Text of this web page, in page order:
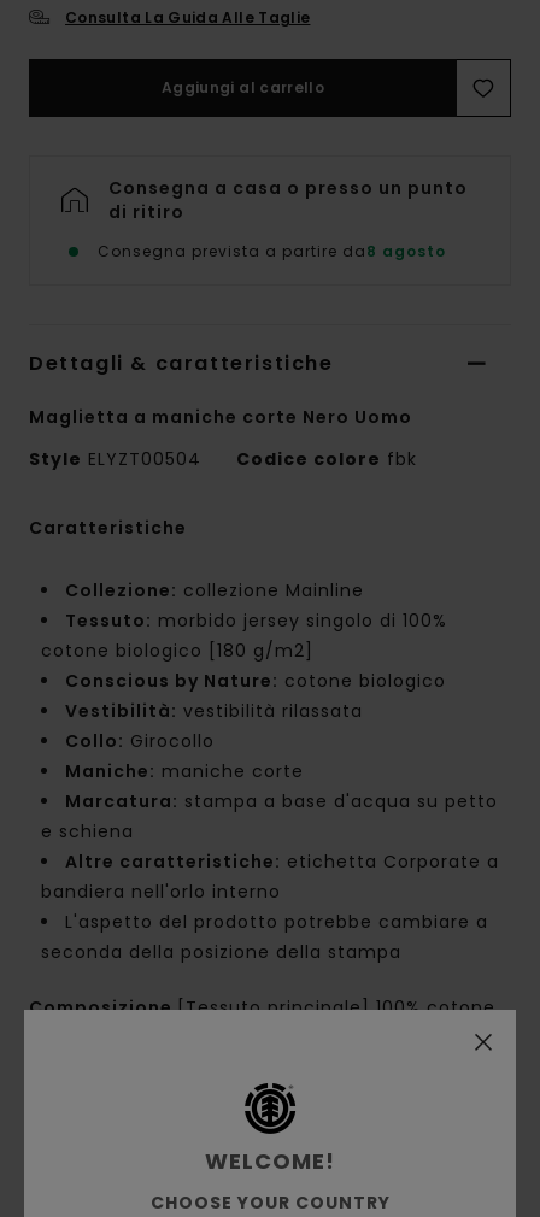
Consulta La Guida Alle Taglie
Aggiungi al carrello
Consegna a casa o presso un punto
di ritiro
Consegna prevista a partire da8 agosto
Dettagli & caratteristiche
Maglietta a maniche corte Nero Uomo
Style ELYZT00504 Codice colore fbk
Caratteristiche
Collezione: collezione Mainline
Tessuto: morbido jersey singolo di 100%
cotone biologico [180 g/m2]
Conscious by Nature: cotone biologico
Vestibilità: vestibilità rilassata
Collo: Girocollo
Maniche: maniche corte
Marcatura: stampa a base d'acqua su petto
e schiena
Altre caratteristiche: etichetta Corporate a
bandiera nell'orlo interno
L'aspetto del prodotto potrebbe cambiare a
seconda della posizione della stampa
Composizione[Tessuto principale] 100% cotone
WELCOME!
CHOOSE YOUR COUNTRY